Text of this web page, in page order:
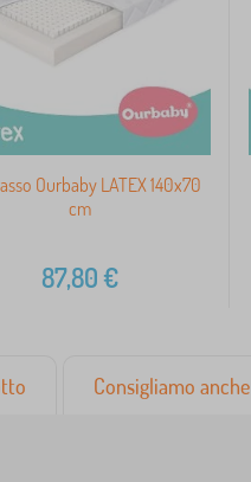
Ourbaby LATEX 140x70
cm
87,80€
Consigliamo anche